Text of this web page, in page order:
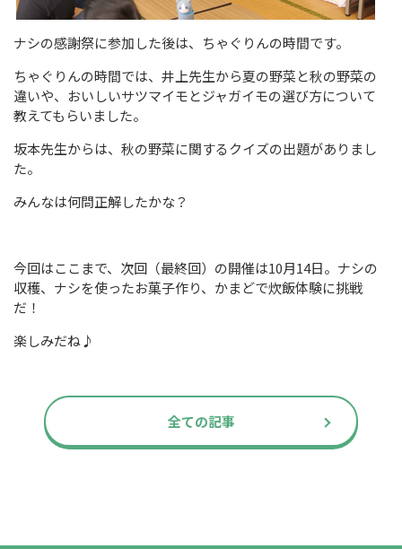
ナシの感謝祭に参加した後は、ちゃぐりんの時間です。
ちゃぐりんの時間では、井上先生から夏の野菜と秋の野菜の
違いや、おいしいサツマイモとジャガイモの選び方について
教えてもらいました。
坂本先生からは、秋の野菜に関するクイズの出題がありまし
た。
みんなは何問正解したかな？
今回はここまで、次回（最終回）の開催は10月14日。ナシの
収穫、ナシを使ったお菓子作り、かまどで炊飯体験に挑戦
だ！
楽しみだね♪
全ての記事